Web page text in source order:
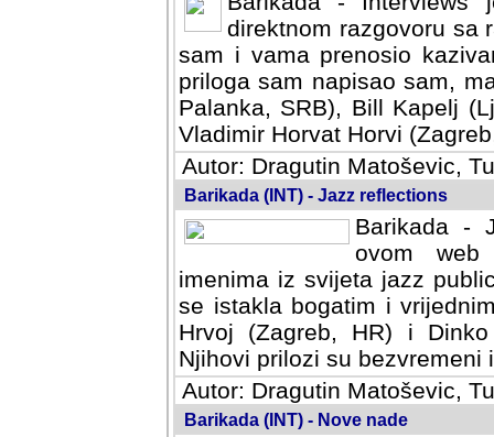
direktnom razgovoru sa
sam i vama prenosio
priloga sam napisao sam,
Palanka, SRB), Bill Kapelj
Vladimir Horvat Horvi
Autor: Dragutin Matoševic,
Barikada (INT) - Jazz reflections
Barikada -
ovom web
imenima iz svijeta jazz
se istakla bogatim i
Hrvoj (Zagreb, HR) i
Njihovi prilozi su bezvremeni
Autor: Dragutin Matoševic,
Barikada (INT) - Nove nade